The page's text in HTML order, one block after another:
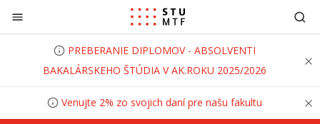
Prejsť na obsah
PREBERANIE DIPLOMOV - ABSOLVENTI
BAKALÁRSKEHO ŠTÚDIA V AK.ROKU 2025/2026
Venujte 2% zo svojich daní pre našu fakultu